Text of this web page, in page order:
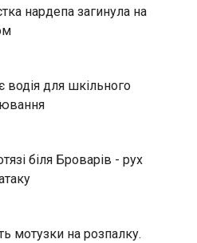
нардепа загинула на
для шкільного
біля Броварів - рух
мотузки на розпалку.